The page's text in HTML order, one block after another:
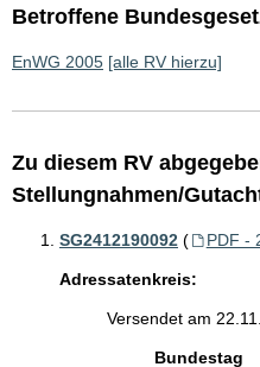
Betroffene
EnWG 2005 [alle RV hierzu]
Zu diesem RV
Stellungnahmen/
SG2412190092 ( PDF -
Adressatenkreis:
Versendet am
Bundestag